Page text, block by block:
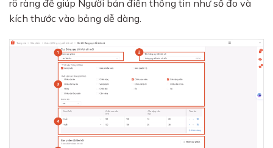
rõ ràng để giúp Người bán điền thông tin như số đo và
kích thước vào bảng dễ dàng.